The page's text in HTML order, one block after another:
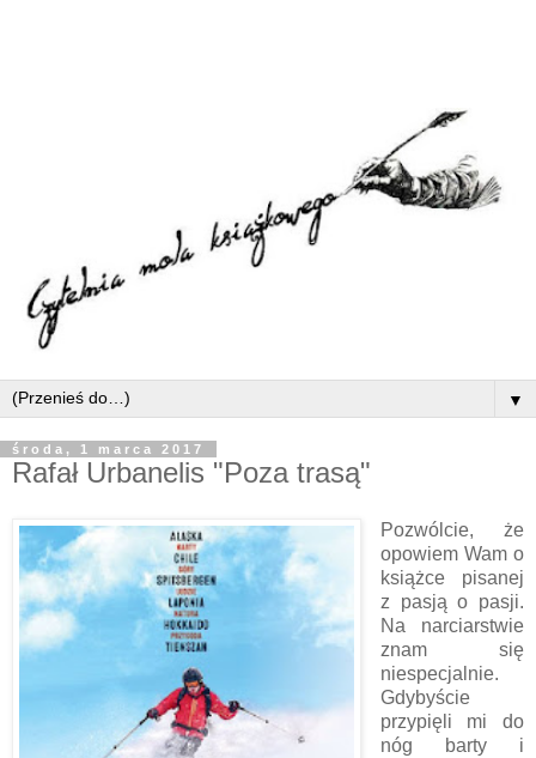
▼
środa, 1 marca 2017
Rafał Urbanelis "Poza trasą"
Pozwólcie, że
opowiem Wam o
książce pisanej
z pasją o pasji.
Na narciarstwie
znam się
niespecjalnie.
Gdybyście
przypięli mi do
nóg barty i